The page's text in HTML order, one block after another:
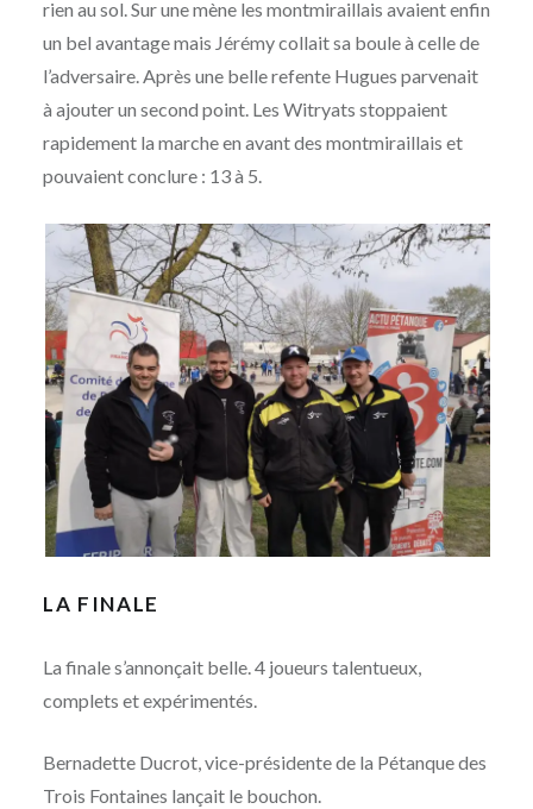
rien au sol. Sur une mène les montmiraillais avaient enfin
un bel avantage mais Jérémy collait sa boule à celle de
l’adversaire. Après une belle refente Hugues parvenait
à ajouter un second point. Les Witryats stoppaient
rapidement la marche en avant des montmiraillais et
pouvaient conclure : 13 à 5.
LA FINALE
La finale s’annonçait belle. 4 joueurs talentueux,
complets et expérimentés.
Bernadette Ducrot, vice-présidente de la Pétanque des
Trois Fontaines lançait le bouchon.